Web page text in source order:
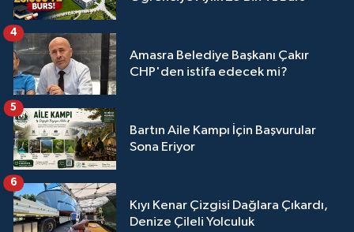
Amasra Belediye Başkanı Çakır
CHP'den istifa edecek mi?
4
Bartın Aile Kampı İçin Başvurular
Sona Eriyor
5
Kıyı Kenar Çizgisi Dağlara Çıkardı,
Denize Çileli Yolculuk
6